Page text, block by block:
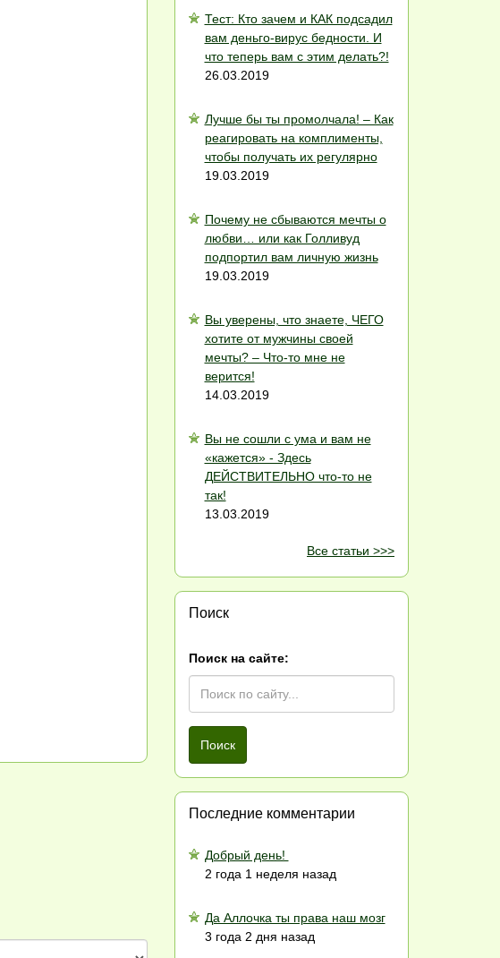
Тест: Кто зачем и КАК подсадил
вам деньго-вирус бедности. И
что теперь вам с этим делать?!
26.03.2019
Лучше бы ты промолчала! – Как
реагировать на комплименты,
чтобы получать их регулярно
19.03.2019
Почему не сбываются мечты о
любви… или как Голливуд
подпортил вам личную жизнь
19.03.2019
Вы уверены, что знаете, ЧЕГО
хотите от мужчины своей
мечты? – Что-то мне не
верится!
14.03.2019
Вы не сошли с ума и вам не
«кажется» - Здесь
ДЕЙСТВИТЕЛЬНО что-то не
так!
13.03.2019
Все статьи >>>
Поиск
Поиск на сайте:
Поиск
Последние комментарии
Добрый день!
2 года 1 неделя назад
Да Аллочка ты права наш мозг
3 года 2 дня назад